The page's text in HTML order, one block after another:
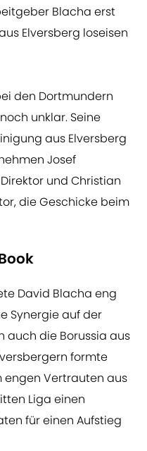
Blacha erst
Elversberg loseisen
den Dortmundern
unklar. Seine
aus Elversberg
Josef
und Christian
die Geschicke beim
David Blacha eng
Synergie auf der
auch die Borussia aus
formte
engen Vertrauten aus
Liga einen
für einen Aufstieg